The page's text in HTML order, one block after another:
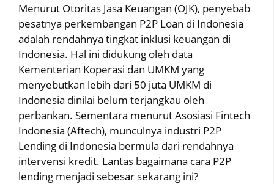
Menurut Otoritas Jasa Keuangan (OJK), penyebab
pesatnya perkembangan P2P Loan di Indonesia
adalah rendahnya tingkat inklusi keuangan di
Indonesia. Hal ini didukung oleh data
Kementerian Koperasi dan UMKM yang
menyebutkan lebih dari 50 juta UMKM di
Indonesia dinilai belum terjangkau oleh
perbankan. Sementara menurut Asosiasi Fintech
Indonesia (Aftech), munculnya industri P2P
Lending di Indonesia bermula dari rendahnya
intervensi kredit. Lantas bagaimana cara P2P
lending menjadi sebesar sekarang ini?